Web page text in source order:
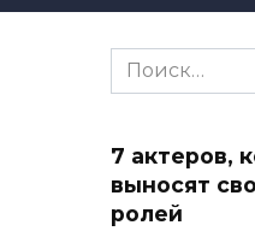
Search
for:
7 актеров,
выносят
ролей